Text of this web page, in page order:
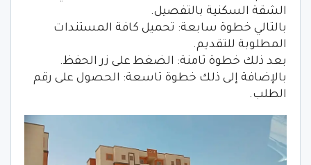
الشقة السكنية بالتفصيل.
بالتالي خطوة سابعة: تحميل كافة المستندات
المطلوبة للتقديم.
بعد ذلك خطوة ثامنة: الضغط على زر الحفظ.
بالإضافة إلى ذلك خطوة تاسعة: الحصول على رقم
الطلب.